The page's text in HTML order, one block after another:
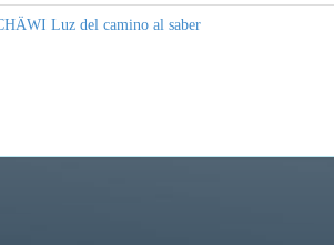
Luz del camino al saber